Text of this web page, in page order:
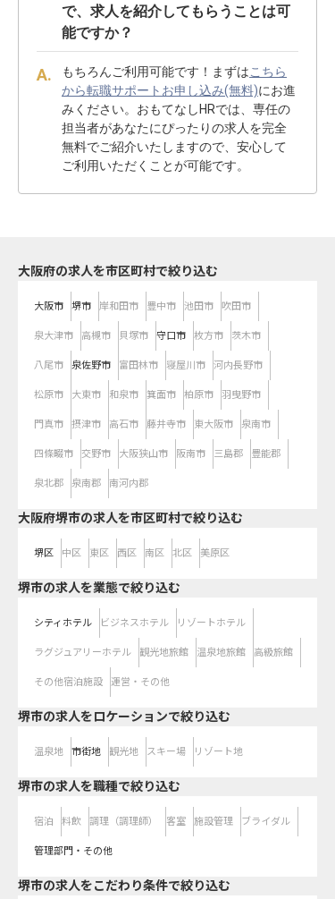
で、求人を紹介してもらうことは可
能ですか？
もちろんご利用可能です！まずはこちら
から転職サポートお申し込み(無料)にお進
みください。おもてなしHRでは、専任の
担当者があなたにぴったりの求人を完全
無料でご紹介いたしますので、安心して
ご利用いただくことが可能です。
大阪府の求人を市区町村で絞り込む
大阪市 堺市 岸和田市 豊中市 池田市 吹田市
泉大津市 高槻市 貝塚市 守口市 枚方市 茨木市
八尾市 泉佐野市 富田林市 寝屋川市 河内長野市
松原市 大東市 和泉市 箕面市 柏原市 羽曳野市
門真市 摂津市 高石市 藤井寺市 東大阪市 泉南市
四條畷市 交野市 大阪狭山市 阪南市 三島郡 豊能郡
泉北郡 泉南郡 南河内郡
大阪府堺市の求人を市区町村で絞り込む
堺区 中区 東区 西区 南区 北区 美原区
堺市の求人を業態で絞り込む
シティホテル ビジネスホテル リゾートホテル
ラグジュアリーホテル 観光地旅館 温泉地旅館 高級旅館
その他宿泊施設 運営・その他
堺市の求人をロケーションで絞り込む
温泉地 市街地 観光地 スキー場 リゾート地
堺市の求人を職種で絞り込む
宿泊 料飲 調理（調理師） 客室 施設管理 ブライダル
管理部門・その他
堺市の求人をこだわり条件で絞り込む